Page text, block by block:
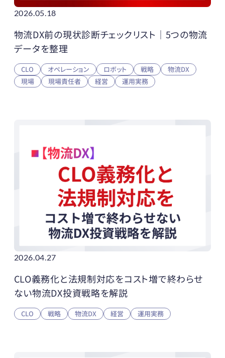
2026.05.18
物流DX前の現状診断チェックリスト｜5つの物流
データを整理
CLO オペレーション ロボット 戦略
物流DX
現場
現場責任者 経営 運用実務
2026.04.27
CLO義務化と法規制対応をコスト増で終わらせ
ない物流DX投資戦略を解説
CLO 戦略 物流DX 経営 運用実務